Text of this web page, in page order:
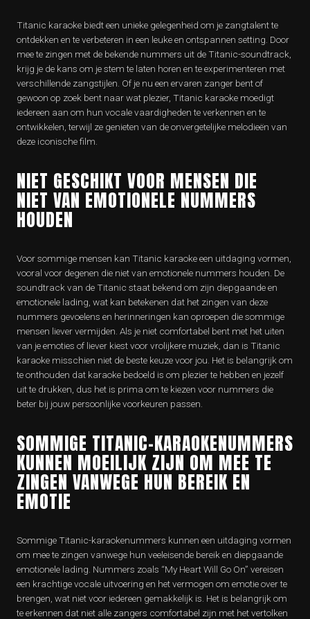
Titanic karaoke biedt een unieke gelegenheid om je zangtalent te
ontdekken en te verbeteren in een leuke en ontspannen setting. Door
mee te zingen met de bekende nummers uit de Titanic-soundtrack,
krijg je de kans om je stem te laten horen en te experimenteren met
verschillende zangstijlen. Of je nu een ervaren zanger bent of
gewoon op zoek bent naar wat plezier, Titanic karaoke moedigt
iedereen aan om hun vocale vaardigheden te verkennen en te
ontwikkelen, terwijl ze genieten van de onvergetelijke melodieën van
deze iconische film.
NIET GESCHIKT VOOR MENSEN DIE
NIET VAN EMOTIONELE NUMMERS
HOUDEN
Voor sommige mensen kan Titanic karaoke een uitdaging vormen,
vooral voor degenen die niet van emotionele nummers houden. De
soundtrack van de Titanic staat bekend om zijn diepgaande en
emotionele lading, wat kan betekenen dat het zingen van deze
nummers gevoelens en herinneringen kan oproepen die sommige
mensen liever vermijden. Als je niet comfortabel bent met het uiten
van je emoties of liever kiest voor vrolijkere muziek, dan is Titanic
karaoke misschien niet de beste keuze voor jou. Het is belangrijk om
te onthouden dat karaoke bedoeld is om plezier te hebben en jezelf
uit te drukken, dus het is prima om te kiezen voor nummers die
beter bij jouw persoonlijke voorkeuren passen.
SOMMIGE TITANIC-KARAOKENUMMERS
KUNNEN MOEILIJK ZIJN OM MEE TE
ZINGEN VANWEGE HUN BEREIK EN
EMOTIE
Sommige Titanic-karaokenummers kunnen een uitdaging vormen
om mee te zingen vanwege hun veeleisende bereik en diepgaande
emotionele lading. Nummers zoals “My Heart Will Go On” vereisen
een krachtige vocale uitvoering en het vermogen om emotie over te
brengen, wat niet voor iedereen gemakkelijk is. Het is belangrijk om
te erkennen dat niet alle zangers comfortabel zijn met het vertolken